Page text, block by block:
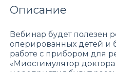
Описание
Вебинар будет полезен
оперированных детей и
работе с прибором для
«Миостимулятор